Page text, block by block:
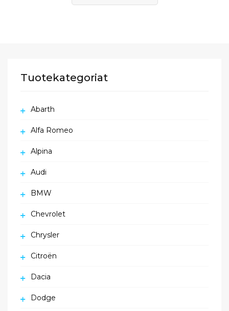
Tuotekategoriat
Abarth
Alfa Romeo
Alpina
Audi
BMW
Chevrolet
Chrysler
Citroën
Dacia
Dodge